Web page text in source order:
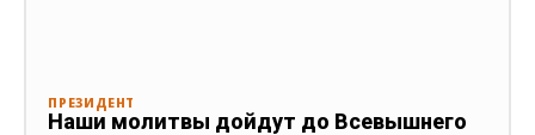
ПРЕЗИДЕНТ
Наши молитвы дойдут до Всевышнего